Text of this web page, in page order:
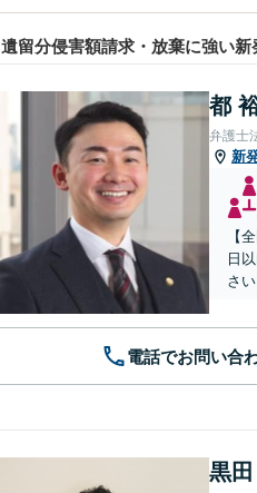
遺留分侵害額請求・放棄に強い
都
弁護士
新
【
日
さ
電話でお問い合
黒